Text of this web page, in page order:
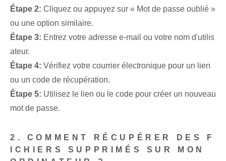
Étape 2: Cliquez ou appuyez sur « Mot de passe oublié »
ou une option similaire⁢.
Étape 3: Entrez votre adresse e-mail ou votre nom d'utilis
ateur.
Étape 4: Vérifiez votre courrier électronique pour un lien
ou un code de récupération.
Étape 5: Utilisez le lien ou le code pour créer un nouveau
mot de passe.
2. COMMENT RÉCUPÉRER DES F
ICHIERS SUPPRIMÉS SUR MON